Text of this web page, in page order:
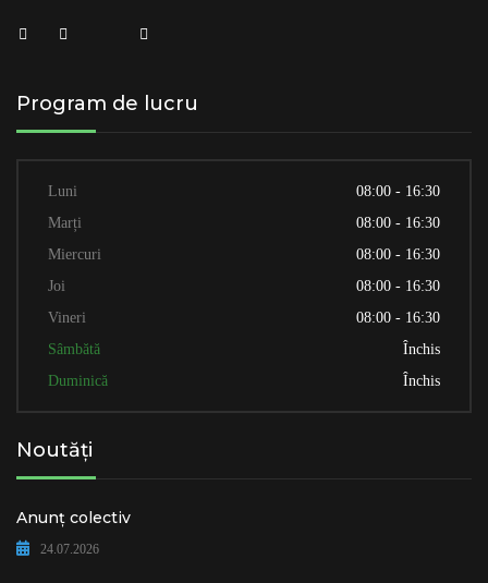
Program de lucru
Luni
08:00 - 16:30
Marți
08:00 - 16:30
Miercuri
08:00 - 16:30
Joi
08:00 - 16:30
Vineri
08:00 - 16:30
Sâmbătă
Închis
Duminică
Închis
Noutăți
Anunț colectiv
24.07.2026